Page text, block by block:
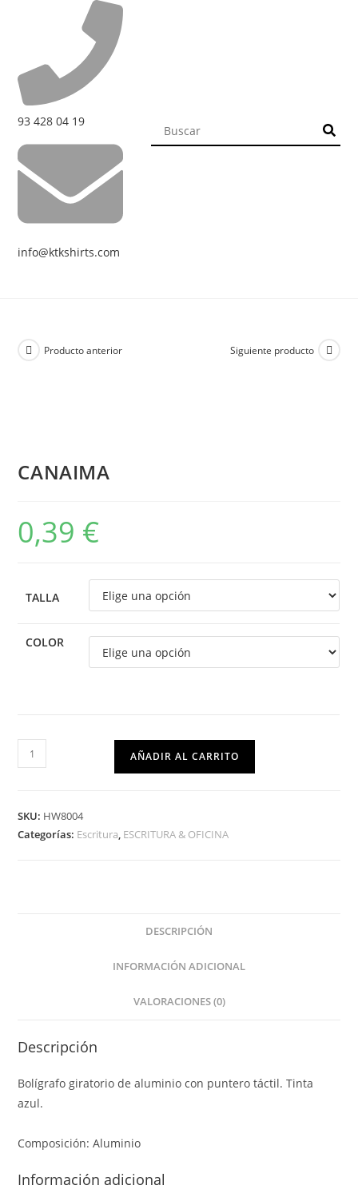
93 428 04 19
info@ktkshirts.com
Producto anterior Siguiente producto
CANAIMA
0,39 €
TALLA
COLOR
AÑADIR AL CARRITO
SKU: HW8004
Categorías: Escritura, ESCRITURA & OFICINA
DESCRIPCIÓN
INFORMACIÓN ADICIONAL
VALORACIONES (0)
Descripción
Bolígrafo giratorio de aluminio con puntero táctil. Tinta
azul.
Composición: Aluminio
Información adicional